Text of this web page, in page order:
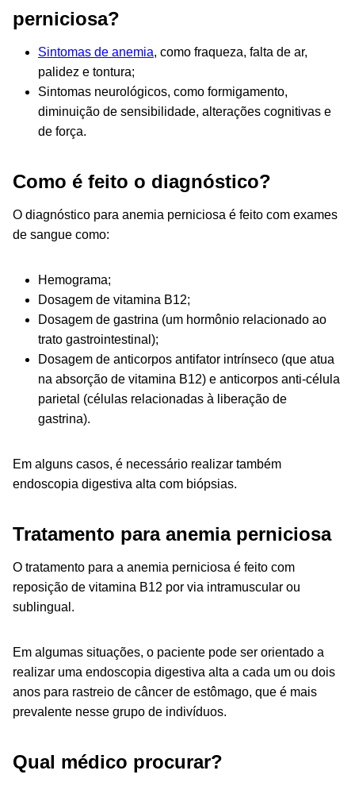
perniciosa?
Sintomas de anemia, como fraqueza, falta de ar,
palidez e tontura;
Sintomas neurológicos, como formigamento,
diminuição de sensibilidade, alterações cognitivas e
de força.
Como é feito o diagnóstico?
O diagnóstico para anemia perniciosa é feito com exames
de sangue como:
Hemograma;
Dosagem de vitamina B12;
Dosagem de gastrina (um hormônio relacionado ao
trato gastrointestinal);
Dosagem de anticorpos antifator intrínseco (que atua
na absorção de vitamina B12) e anticorpos anti-célula
parietal (células relacionadas à liberação de
gastrina).
Em alguns casos, é necessário realizar também
endoscopia digestiva alta com biópsias.
Tratamento para anemia perniciosa
O tratamento para a anemia perniciosa é feito com
reposição de vitamina B12 por via intramuscular ou
sublingual.
Em algumas situações, o paciente pode ser orientado a
realizar uma endoscopia digestiva alta a cada um ou dois
anos para rastreio de câncer de estômago, que é mais
prevalente nesse grupo de indivíduos.
Qual médico procurar?